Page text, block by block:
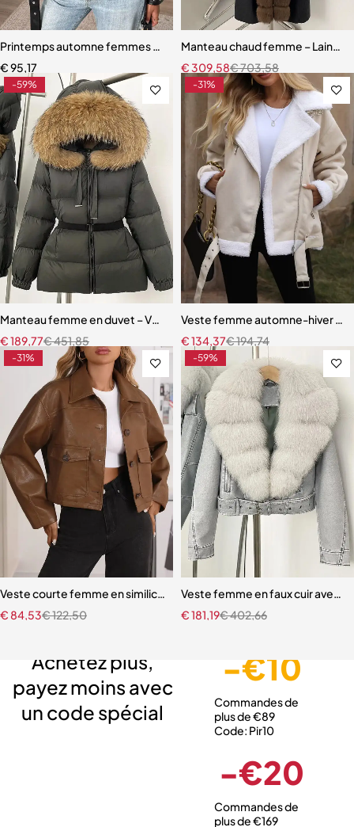
Printemps automne femmes Streetwear Rivet fermeture éclair
€95,17
Manteau chaud femme – Laine
€703,58
€309,58
-59%
Manteau femme en duvet – Veste à capuche avec vraie fourrure
€451,85
€189,77
-31%
Veste femme automne-hiver en
€194,74
€134,37
-31%
Veste courte femme en similicuir – Style vintage ample avec
€122,50
€ 84,53
-59%
Veste femme en faux cuir avec
€402,66
€181,19
Achetez plus,
payez moins avec
un code spécial
-€10
Commandes de
plus de €89
Code: Pir10
-€20
Commandes de
plus de €169